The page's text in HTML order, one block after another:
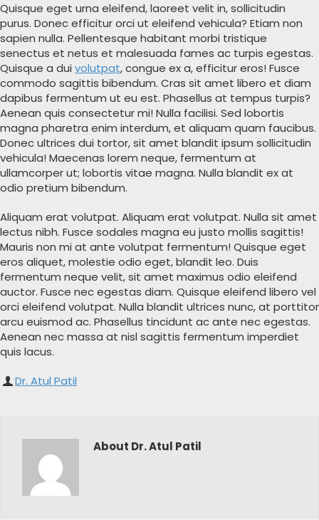
Quisque eget urna eleifend, laoreet velit in, sollicitudin
purus. Donec efficitur orci ut eleifend vehicula? Etiam non
sapien nulla. Pellentesque habitant morbi tristique
senectus et netus et malesuada fames ac turpis egestas.
Quisque a dui volutpat, congue ex a, efficitur eros! Fusce
commodo sagittis bibendum. Cras sit amet libero et diam
dapibus fermentum ut eu est. Phasellus at tempus turpis?
Aenean quis consectetur mi! Nulla facilisi. Sed lobortis
magna pharetra enim interdum, et aliquam quam faucibus.
Donec ultrices dui tortor, sit amet blandit ipsum sollicitudin
vehicula! Maecenas lorem neque, fermentum at
ullamcorper ut; lobortis vitae magna. Nulla blandit ex at
odio pretium bibendum.
Aliquam erat volutpat. Aliquam erat volutpat. Nulla sit amet
lectus nibh. Fusce sodales magna eu justo mollis sagittis!
Mauris non mi at ante volutpat fermentum! Quisque eget
eros aliquet, molestie odio eget, blandit leo. Duis
fermentum neque velit, sit amet maximus odio eleifend
auctor. Fusce nec egestas diam. Quisque eleifend libero vel
orci eleifend volutpat. Nulla blandit ultrices nunc, at porttitor
arcu euismod ac. Phasellus tincidunt ac ante nec egestas.
Aenean nec massa at nisl sagittis fermentum imperdiet
quis lacus.
Dr. Atul Patil
About Dr. Atul Patil